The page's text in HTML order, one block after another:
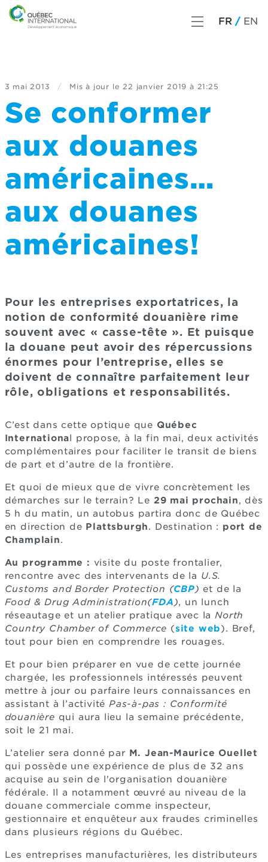
FR EN
3 mai 2013 / Mis à jour le 22 janvier 2019 à 21:25
Se conformer
aux douanes
américaines…
aux douanes
américaines!
Pour les entreprises exportatrices, la
notion de conformité douanière rime
souvent avec « casse-tête ». Et puisque
la douane peut avoir des répercussions
énormes pour l’entreprise, elles se
doivent de connaître parfaitement leur
rôle, obligations et responsabilités.
C’est dans cette optique que Québec
International propose, à la fin mai, deux activités
complémentaires pour faciliter le transit de biens
de part et d’autre de la frontière.
Et quoi de mieux que de vivre concrètement les
démarches sur le terrain? Le 29 mai prochain, dès
5 h du matin, un autobus partira donc de Québec
en direction de Plattsburgh. Destination : port de
Champlain.
Au programme : visite du poste frontalier,
rencontre avec des intervenants de la U.S.
Customs and Border Protection (CBP) et de la
Food & Drug Administration(FDA), un lunch
réseautage et un atelier pratique avec laNorth
Country Chamber of Commerce (site web). Bref,
tout pour bien en comprendre les rouages.
Et pour bien préparer en vue de cette journée
chargée, les professionnels intéressés peuvent
mettre à jour ou parfaire leurs connaissances en
assistant à l’activité Pas-à-pas : Conformité
douanière qui aura lieu la semaine précédente,
soit le 21 mai.
L’atelier sera donné par M. Jean-Maurice Ouellet
qui possède une expérience de plus de 32 ans
acquise au sein de l'organisation douanière
fédérale. Il a notamment œuvré au niveau de la
douane commerciale comme inspecteur,
gestionnaire et enquêteur aux fraudes criminelles
dans plusieurs régions du Québec.
Les entreprises manufacturières, les distributeurs